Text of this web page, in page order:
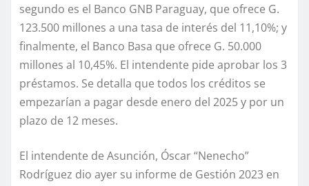
segundo es el Banco GNB Paraguay, que ofrece G.
123.500 millones a una tasa de interés del 11,10%; y
finalmente, el Banco Basa que ofrece G. 50.000
millones al 10,45%. El intendente pide aprobar los 3
préstamos. Se detalla que todos los créditos se
empezarían a pagar desde enero del 2025 y por un
plazo de 12 meses.
El intendente de Asunción, Óscar “Nenecho”
Rodríguez dio ayer su informe de Gestión 2023 en